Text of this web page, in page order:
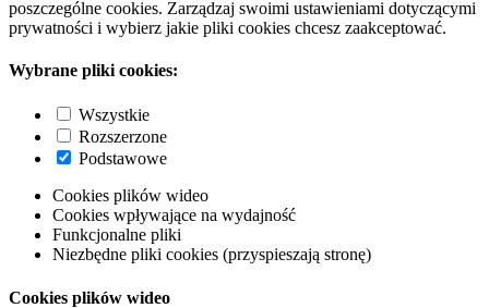
poszczególne cookies. Zarządzaj swoimi ustawieniami dotyczącymi
prywatności i wybierz jakie pliki cookies chcesz zaakceptować.
Wybrane pliki cookies:
Wszystkie
Rozszerzone
Podstawowe
Cookies plików wideo
Cookies wpływające na wydajność
Funkcjonalne pliki
Niezbędne pliki cookies (przyspieszają stronę)
Cookies plików wideo